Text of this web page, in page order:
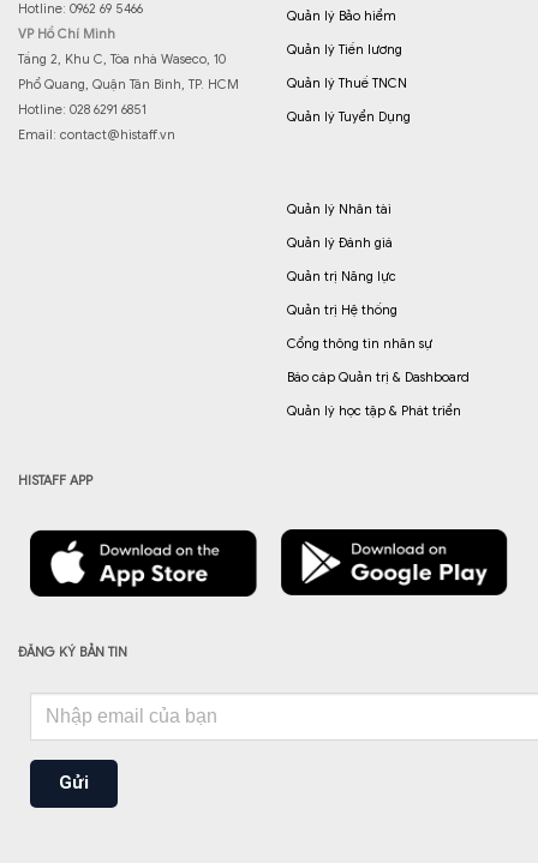
Hotline: 0962 69 5466
VP Hồ Chí Minh
Tầng 2, Khu C, Tòa nhà Waseco, 10
Phổ Quang, Quận Tân Bình, TP. HCM
Hotline: 028 6291 6851
Email: contact@histaff.vn
Quản lý Bảo hiểm
Quản lý Tiền lương
Quản lý Thuế TNCN
Quản lý Tuyển Dụng
Quản lý Nhân tài
Quản lý Đánh giá
Quản trị Năng lực
Quản trị Hệ thống
Cổng thông tin nhân sự
Báo cáp Quản trị & Dashboard
Quản lý học tập & Phát triển
HISTAFF APP
ĐĂNG KÝ BẢN TIN
Gửi